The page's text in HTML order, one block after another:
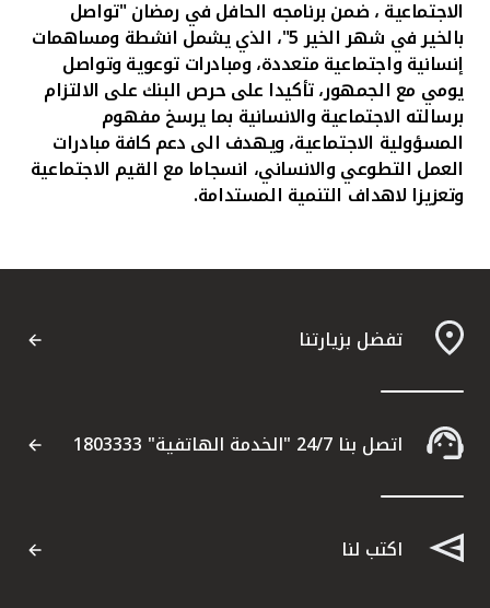
الاجتماعية ، ضمن برنامجه الحافل في رمضان "تواصل
بالخير في شهر الخير 5"، الذي يشمل انشطة ومساهمات
إنسانية واجتماعية متعددة، ومبادرات توعوية وتواصل
يومي مع الجمهور، تأكيدا على حرص البنك على الالتزام
برسالته الاجتماعية والانسانية بما يرسخ مفهوم
المسؤولية الاجتماعية، ويهدف الى دعم كافة مبادرات
العمل التطوعي والانساني، انسجاما مع القيم الاجتماعية
وتعزيزا لاهداف التنمية المستدامة.
تفضل بزيارتنا
اتصل بنا 24/7 "الخدمة الهاتفية" 1803333
اكتب لنا